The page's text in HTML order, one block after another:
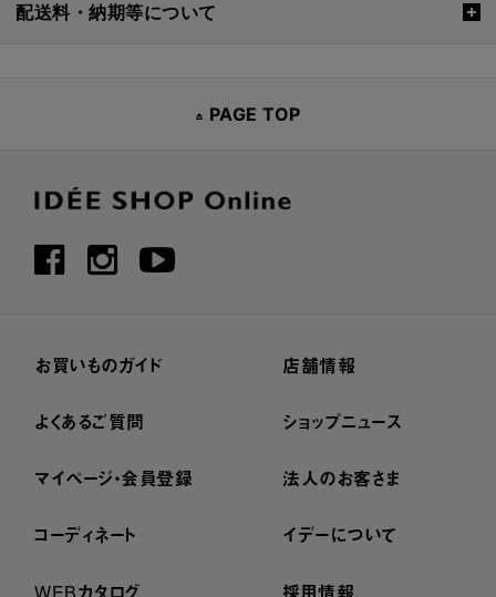
配送料・納期等について
PAGE TOP
お買いものガイド
よくあるご質問
マイページ・会員登録
コーディネート
WEBカタログ
店舗情報
ショップニュース
法人のお客さま
イデーについて
採用情報